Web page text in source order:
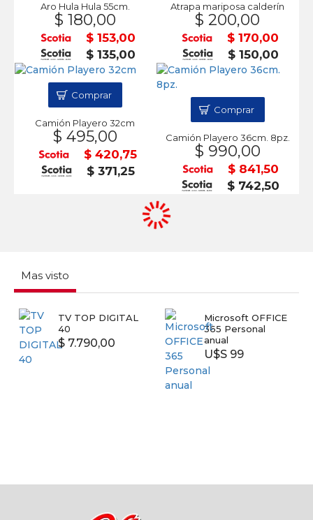
Aro Hula Hula 55cm.
$ 180,00
$ 153,00
$ 135,00
Atrapa mariposa calderín
$ 200,00
$ 170,00
$ 150,00
Camión Playero 32cm
$ 495,00
$ 420,75
$ 371,25
Comprar
Camión Playero 36cm. 8pz.
$ 990,00
$ 841,50
$ 742,50
Comprar
Mas visto
TV TOP DIGITAL
40
$ 7.790,00
Microsoft OFFICE
365 Personal
anual
U$S 99